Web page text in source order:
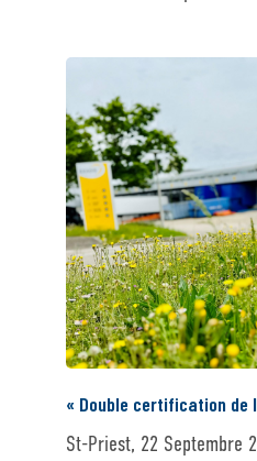
« Double certification de
St-Priest, 22 Septembre